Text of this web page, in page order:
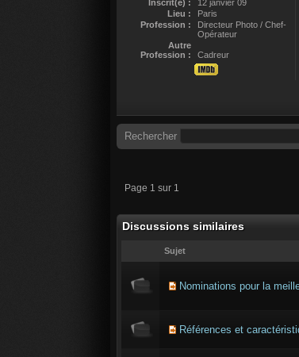
Inscrit(e) :
12 janvier 09
Lieu :
Paris
Profession :
Directeur Photo / Chef-
Opérateur
Autre
Profession :
Cadreur
Rechercher
Page 1 sur 1
Discussions similaires
Sujet
Nominations pour la
Références et